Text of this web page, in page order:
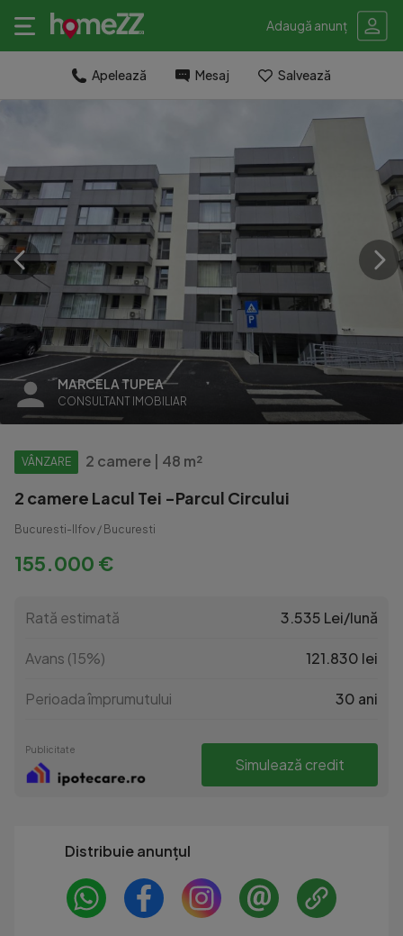
Adaugă anunț
Apelează Mesaj Salvează
MARCELA TUPEA
CONSULTANT IMOBILIAR
VÂNZARE 2 camere | 48 m²
2 camere Lacul Tei -Parcul Circului
Bucuresti-Ilfov / Bucuresti
155.000 €
Rată estimată 3.535 Lei/lună
Avans (15%) 121.830 lei
Perioada împrumutului 30 ani
Publicitate
Simulează credit
Distribuie anunțul